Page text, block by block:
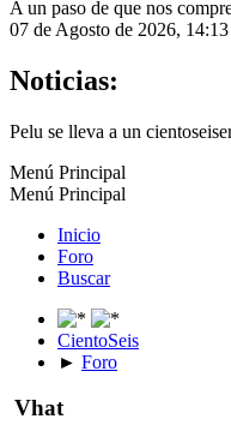
A un paso de que nos
07 de Agosto de 2026, 14:13
Noticias:
Pelu se lleva a un
Menú Principal
Menú Principal
Inicio
Foro
Buscar
CientoSeis
► Foro
Vhat